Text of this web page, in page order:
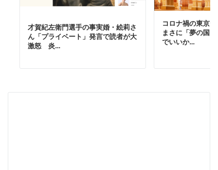
才賀紀左衛門選手の事実婚・絵莉さ
ん「プライベート」発言で読者が大
激怒 炎…
コロナ禍の東京
まさに「夢の国
でいいか…